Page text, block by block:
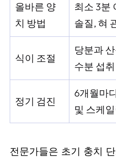
올바른 양
치 방법
최소 3분
솔질, 혀
식이 조절
당분과
수분 섭취
정기 검진
6개월마
및 스케
전문가들은 초기 충치